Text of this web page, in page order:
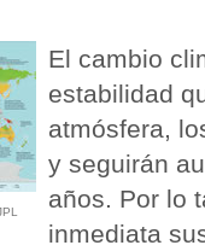
El cambio
estabilidad
atmósfera,
y seguirán
años. Por lo
inmediata